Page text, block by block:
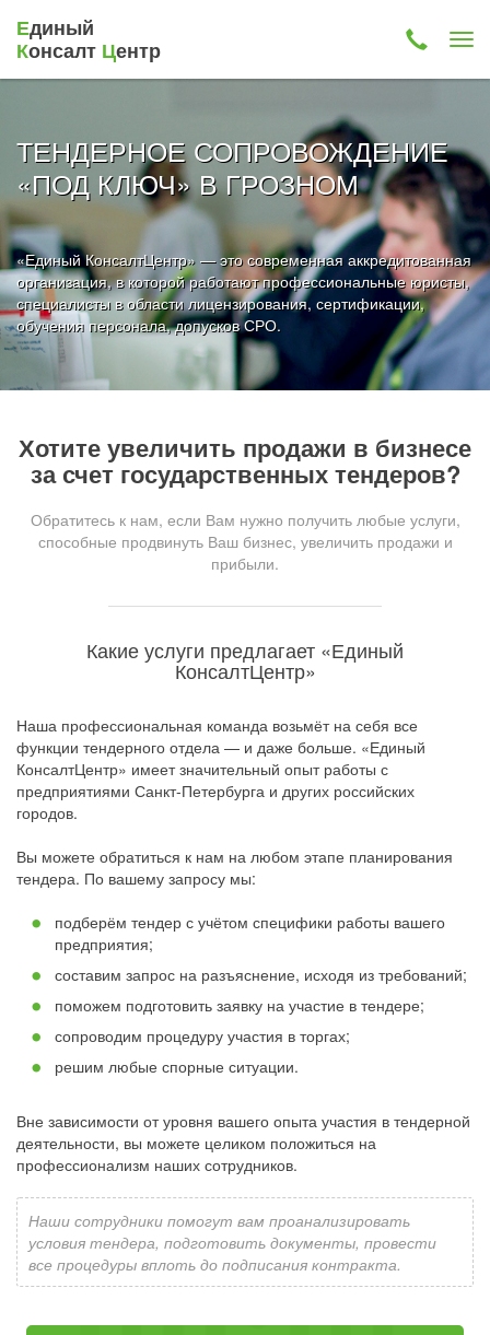
Единый
Консалт Центр
ТЕНДЕРНОЕ СОПРОВОЖДЕНИЕ
«ПОД КЛЮЧ» В ГРОЗНОМ
«Единый КонсалтЦентр» — это современная аккредитованная
организация, в которой работают профессиональные юристы,
специалисты в области лицензирования, сертификации,
обучения персонала, допусков СРО.
Хотите увеличить продажи в бизнесе
за счет государственных тендеров?
Обратитесь к нам, если Вам нужно получить любые услуги,
способные продвинуть Ваш бизнес, увеличить продажи и
прибыли.
Какие услуги предлагает «Единый
КонсалтЦентр»
Наша профессиональная команда возьмёт на себя все
функции тендерного отдела — и даже больше. «Единый
КонсалтЦентр» имеет значительный опыт работы с
предприятиями Санкт-Петербурга и других российских
городов.
Вы можете обратиться к нам на любом этапе планирования
тендера. По вашему запросу мы:
подберём тендер с учётом специфики работы вашего
предприятия;
составим запрос на разъяснение, исходя из требований;
поможем подготовить заявку на участие в тендере;
сопроводим процедуру участия в торгах;
решим любые спорные ситуации.
Вне зависимости от уровня вашего опыта участия в тендерной
деятельности, вы можете целиком положиться на
профессионализм наших сотрудников.
Наши сотрудники помогут вам проанализировать
условия тендера, подготовить документы, провести
все процедуры вплоть до подписания контракта.